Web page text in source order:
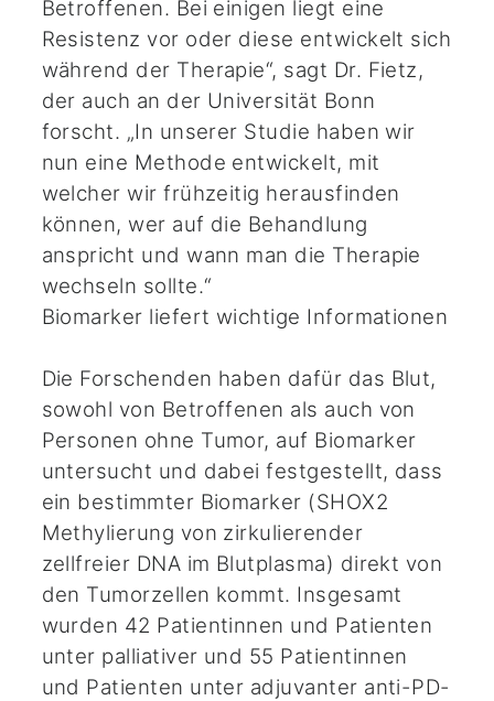
Betroffenen. Bei einigen liegt eine
Resistenz vor oder diese entwickelt sich
während der Therapie“, sagt Dr. Fietz,
der auch an der Universität Bonn
forscht. „In unserer Studie haben wir
nun eine Methode entwickelt, mit
welcher wir frühzeitig herausfinden
können, wer auf die Behandlung
anspricht und wann man die Therapie
wechseln sollte.“
Biomarker liefert wichtige Informationen
Die Forschenden haben dafür das Blut,
sowohl von Betroffenen als auch von
Personen ohne Tumor, auf Biomarker
untersucht und dabei festgestellt, dass
ein bestimmter Biomarker (SHOX2
Methylierung von zirkulierender
zellfreier DNA im Blutplasma) direkt von
den Tumorzellen kommt. Insgesamt
wurden 42 Patientinnen und Patienten
unter palliativer und 55 Patientinnen
und Patienten unter adjuvanter anti-PD-